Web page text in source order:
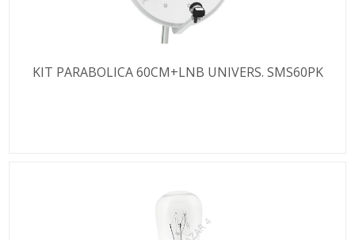
KIT PARABOLICA 60CM+LNB UNIVERS. SMS60PK